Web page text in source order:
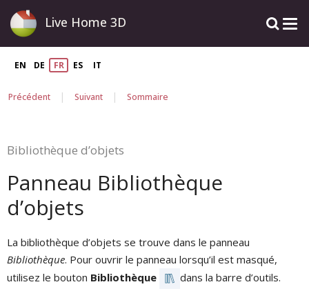
Live Home 3D
EN DE FR ES IT
Précédent | Suivant | Sommaire
Bibliothèque d’objets
Panneau Bibliothèque
d’objets
La bibliothèque d’objets se trouve dans le panneau
Bibliothèque. Pour ouvrir le panneau lorsqu’il est masqué,
utilisez le bouton Bibliothèque dans la barre d’outils.